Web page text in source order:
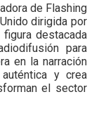
de Flashing
dirigida por
destacada
para
en la narración
y crea
el sector